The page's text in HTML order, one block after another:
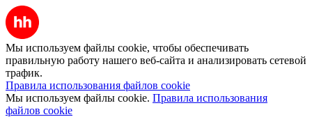
Мы используем файлы cookie, чтобы обеспечивать
правильную работу нашего веб-сайта и анализировать сетевой
трафик.
Правила использования файлов cookie
Мы используем файлы cookie. Правила использования
файлов cookie